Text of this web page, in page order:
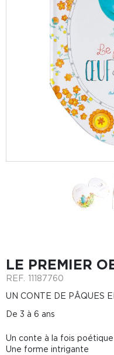
LE PREMIER
REF. 11187760
UN CONTE DE PÂQUES
De 3 à 6 ans
Un conte à la fois
Une forme intrigante